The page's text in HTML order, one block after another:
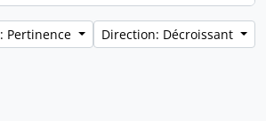
Pertinence Direction: Décroissant